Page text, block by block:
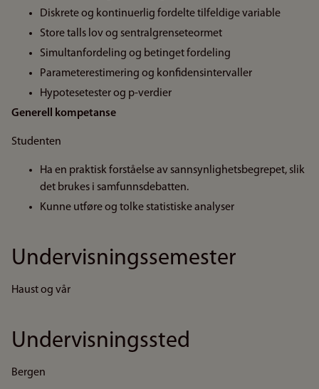
Diskrete og kontinuerlig fordelte tilfeldige variable
Store talls lov og sentralgrenseteormet
Simultanfordeling og betinget fordeling
Parameterestimering og konfidensintervaller
Hypotesetester og p-verdier
Generell kompetanse
Studenten
Ha en praktisk forståelse av sannsynlighetsbegrepet, slik
det brukes i samfunnsdebatten.
Kunne utføre og tolke statistiske analyser
Undervisningssemester
Haust og vår
Undervisningssted
Bergen